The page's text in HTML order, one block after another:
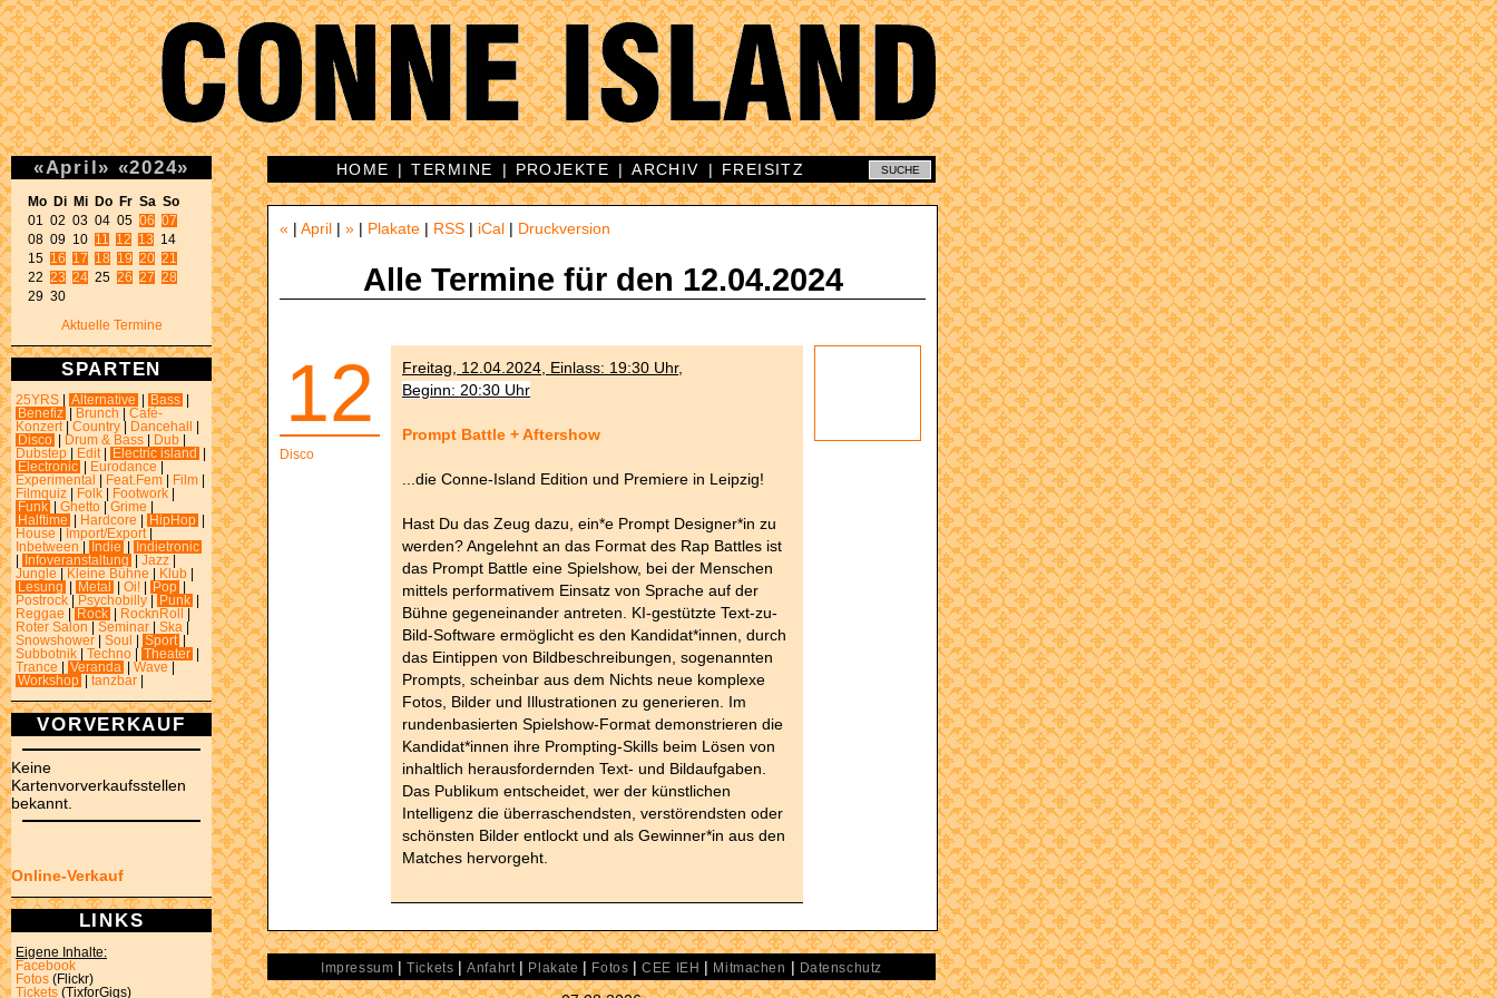
«April» «2024»
Mo Di Mi Do Fr Sa So
01 02 03 04 05 06 07
08 09 10 11 12 13 14
15 16 17 18 19 20 21
22 23 24 25 26 27 28
29 30
Aktuelle Termine
SPARTEN
25YRS Alternative Bass
Benefiz
Brunch
Café-
Konzert
Country Dancehall
Disco
Drum & Bass Dub
Dubstep
Edit Electric island
Electronic
Eurodance
Experimental
Feat.Fem Film
Filmquiz
Folk Footwork
Funk
Ghetto Grime
Halftime
Hardcore HipHop
House
Import/Export
Inbetween
Indie
Indietronic
Infoveranstaltung Jazz
Jungle
Kleine Bühne Klub
Lesung
Metal Oi! Pop
Postrock
Psychobilly Punk
Reggae
Rock RocknRoll
Roter Salon
Seminar Ska
Snowshower
Soul Sport
Subbotnik
Techno Theater
Trance
Veranda Wave
Workshop
tanzbar
VORVERKAUF
Keine
Kartenvorverkaufsstellen
bekannt.
Online-Verkauf
LINKS
Eigene Inhalte:
Facebook
Fotos (Flickr)
Tickets (TixforGigs)
HOME |TERMINE | PROJEKTE |ARCHIV | FREISITZ
« | April | » | Plakate | RSS | iCal | Druckversion
Alle Termine für den 12.04.2024
12
Disco
Freitag, 12.04.2024, Einlass: 19:30 Uhr,
Beginn: 20:30 Uhr
Prompt Battle + Aftershow
...die Conne-Island Edition und Premiere in Leipzig!
Hast Du das Zeug dazu, ein*e Prompt Designer*in zu
werden? Angelehnt an das Format des Rap Battles ist
das Prompt Battle eine Spielshow, bei der Menschen
mittels performativem Einsatz von Sprache auf der
Bühne gegeneinander antreten. KI-gestützte Text-zu-
Bild-Software ermöglicht es den Kandidat*innen, durch
das Eintippen von Bildbeschreibungen, sogenannten
Prompts, scheinbar aus dem Nichts neue komplexe
Fotos, Bilder und Illustrationen zu generieren. Im
rundenbasierten Spielshow-Format demonstrieren die
Kandidat*innen ihre Prompting-Skills beim Lösen von
inhaltlich herausfordernden Text- und Bildaufgaben.
Das Publikum entscheidet, wer der künstlichen
Intelligenz die überraschendsten, verstörendsten oder
schönsten Bilder entlockt und als Gewinner*in aus den
Matches hervorgeht.
Impressum |Tickets |Anfahrt | Plakate | Fotos |CEE IEH | Mitmachen | Datenschutz